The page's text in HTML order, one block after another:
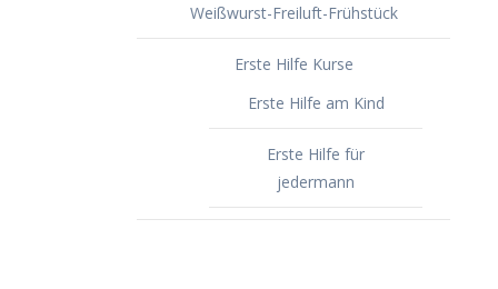
Weißwurst-Freiluft-Frühstück
Erste Hilfe Kurse
Erste Hilfe am Kind
Erste Hilfe für
jedermann